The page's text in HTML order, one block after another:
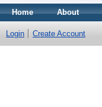
Home About
Login Create Account